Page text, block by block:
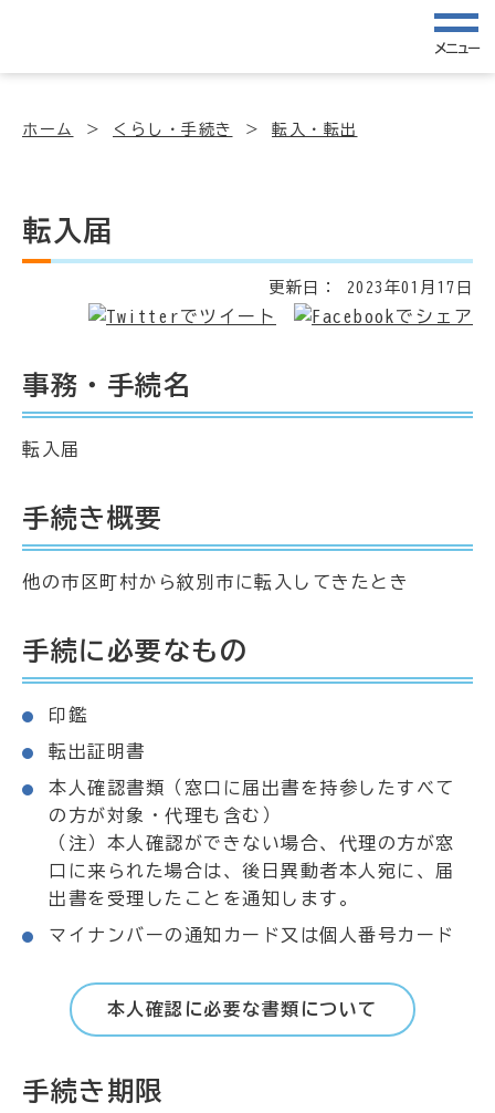
メニュー
ホーム くらし・手続き 転入・転出
転入届
更新日： 2023年01月17日
事務・手続名
転入届
手続き概要
他の市区町村から紋別市に転入してきたとき
手続に必要なもの
印鑑
転出証明書
本人確認書類（窓口に届出書を持参したすべて
の方が対象・代理も含む）
（注）本人確認ができない場合、代理の方が窓
口に来られた場合は、後日異動者本人宛に、届
出書を受理したことを通知します。
マイナンバーの通知カード又は個人番号カード
本人確認に必要な書類について
手続き期限